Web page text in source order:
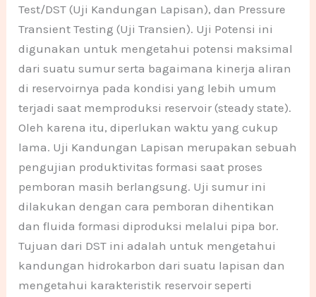
Test/DST (Uji Kandungan Lapisan), dan Pressure
Transient Testing (Uji Transien). Uji Potensi ini
digunakan untuk mengetahui potensi maksimal
dari suatu sumur serta bagaimana kinerja aliran
di reservoirnya pada kondisi yang lebih umum
terjadi saat memproduksi reservoir (steady state).
Oleh karena itu, diperlukan waktu yang cukup
lama. Uji Kandungan Lapisan merupakan sebuah
pengujian produktivitas formasi saat proses
pemboran masih berlangsung. Uji sumur ini
dilakukan dengan cara pemboran dihentikan
dan fluida formasi diproduksi melalui pipa bor.
Tujuan dari DST ini adalah untuk mengetahui
kandungan hidrokarbon dari suatu lapisan dan
mengetahui karakteristik reservoir seperti